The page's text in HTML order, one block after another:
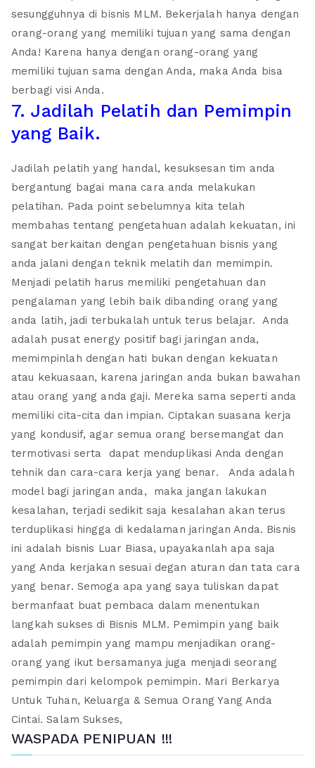
sesungguhnya di bisnis MLM. Bekerjalah hanya dengan
orang-orang yang memiliki tujuan yang sama dengan
Anda! Karena hanya dengan orang-orang yang
memiliki tujuan sama dengan Anda, maka Anda bisa
berbagi visi Anda.
7. Jadilah Pelatih dan Pemimpin
yang Baik.
Jadilah pelatih yang handal, kesuksesan tim anda
bergantung bagai mana cara anda melakukan
pelatihan. Pada point sebelumnya kita telah
membahas tentang pengetahuan adalah kekuatan, ini
sangat berkaitan dengan pengetahuan bisnis yang
anda jalani dengan teknik melatih dan memimpin.
Menjadi pelatih harus memiliki pengetahuan dan
pengalaman yang lebih baik dibanding orang yang
anda latih, jadi terbukalah untuk terus belajar. Anda
adalah pusat energy positif bagi jaringan anda,
memimpinlah dengan hati bukan dengan kekuatan
atau kekuasaan, karena jaringan anda bukan bawahan
atau orang yang anda gaji. Mereka sama seperti anda
memiliki cita-cita dan impian. Ciptakan suasana kerja
yang kondusif, agar semua orang bersemangat dan
termotivasi serta dapat menduplikasi Anda dengan
tehnik dan cara-cara kerja yang benar. Anda adalah
model bagi jaringan anda, maka jangan lakukan
kesalahan, terjadi sedikit saja kesalahan akan terus
terduplikasi hingga di kedalaman jaringan Anda. Bisnis
ini adalah bisnis Luar Biasa, upayakanlah apa saja
yang Anda kerjakan sesuai degan aturan dan tata cara
yang benar. Semoga apa yang saya tuliskan dapat
bermanfaat buat pembaca dalam menentukan
langkah sukses di Bisnis MLM. Pemimpin yang baik
adalah pemimpin yang mampu menjadikan orang-
orang yang ikut bersamanya juga menjadi seorang
pemimpin dari kelompok pemimpin. Mari Berkarya
Untuk Tuhan, Keluarga & Semua Orang Yang Anda
Cintai. Salam Sukses,
WASPADA PENIPUAN !!!